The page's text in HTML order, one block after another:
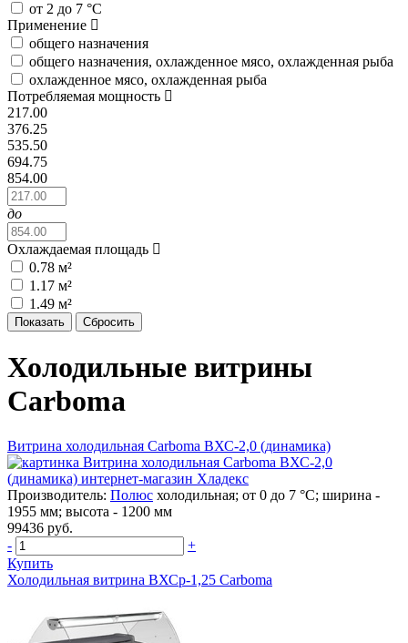
от 2 до 7 °C
Применение
общего назначения
общего назначения, охлажденное мясо, охлажденная рыба
охлажденное мясо, охлажденная рыба
Потребляемая мощность
217.00
376.25
535.50
694.75
854.00
до
Охлаждаемая площадь
0.78 м²
1.17 м²
1.49 м²
Холодильные витрины
Carboma
Витрина холодильная Carboma ВХС-2,0 (динамика)
Производитель: Полюс холодильная; от 0 до 7 °C; ширина -
1955 мм; высота - 1200 мм
99436 руб.
-
+
Купить
Холодильная витрина ВХСр-1,25 Carboma